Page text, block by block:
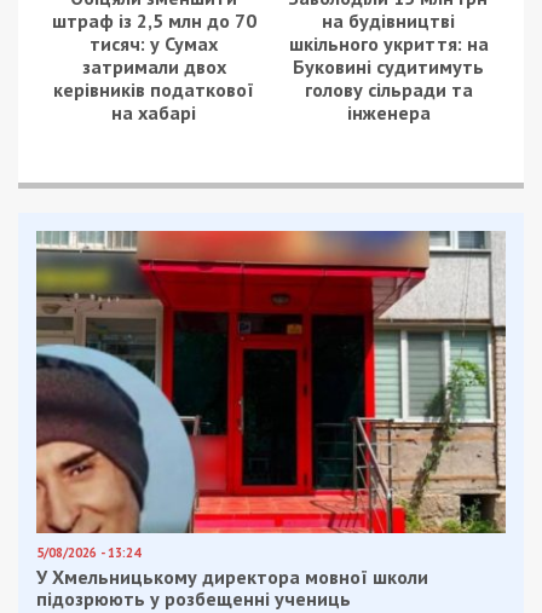
штраф із 2,5 млн до 70
тисяч: у Сумах
затримали двох
керівників податкової
на хабарі
на будівництві
шкільного укриття: на
Буковині судитимуть
голову сільради та
інженера
5/08/2026 - 13:24
У Хмельницькому директора мовної школи
підозрюють у розбещенні учениць